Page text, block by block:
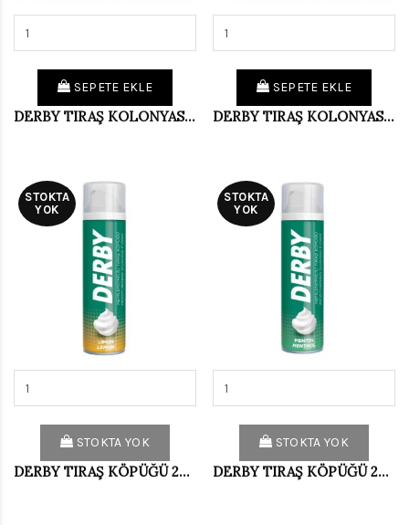
SEPETE EKLE
DERBY TIRAŞ KOLONYASI 250 ML DOĞA FERAHLIĞI (KOLİ 12 Lİ)
SEPETE EKLE
DERBY TIRAŞ KOLONYASI 250 ML OKYANUS (KOLİ 12 Lİ)
STOKTA
YOK
STOKTA YOK
DERBY TIRAŞ KÖPÜĞÜ 200 ML LİMON
STOKTA
YOK
STOKTA YOK
DERBY TIRAŞ KÖPÜĞÜ 200 ML MENTOL